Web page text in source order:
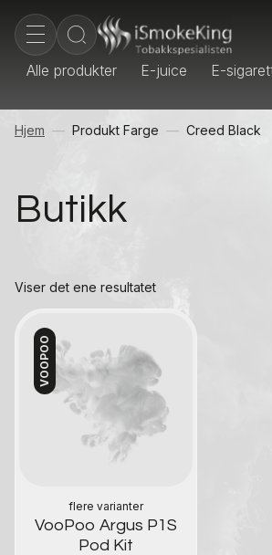
Alle produkter E-juice E-
Hjem Produkt Farge Creed Black
Butikk
Viser det ene resultatet
VOOPOO
flere varianter
VooPoo Argus P1S
Pod Kit
Kontakt oss